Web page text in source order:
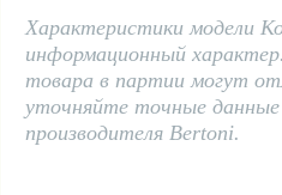
Характеристики модели
информационный
товара в партии могут
уточняйте точные данные
производителя Bertoni.